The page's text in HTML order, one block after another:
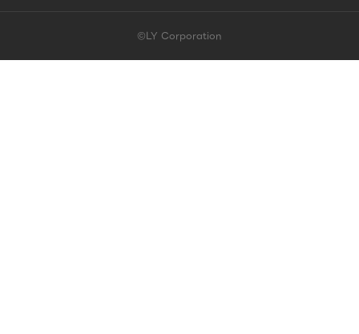
©LY Corporation
このコンテンツは掲載が終了しました | LINE占い